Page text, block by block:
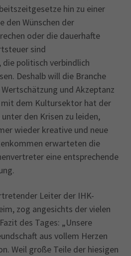
hin zu einer
den Wünschen der
oder die dauerhafte
sind
die politisch verbindlich
Deshalb will die Branche
und Akzeptanz
dem Kultursektor hat der
den Krisen zu leiden,
wieder kreative und neue
erwarteten die
eine entsprechende
Leiter der IHK-
zog angesichts der vielen
des Tages: „Unsere
aus vollem Herzen
Weil große Teile der hiesigen